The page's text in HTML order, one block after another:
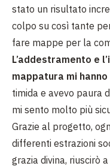
stato un risultato
colpo su così tante
fare mappe per la
L’addestramento e
mappatura mi
timida e avevo paura
mi sento molto più
Grazie al progetto,
differenti estrazioni
grazia divina, riuscirò